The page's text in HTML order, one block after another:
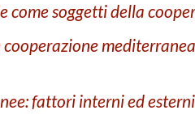
come soggetti della
fattori interni ed